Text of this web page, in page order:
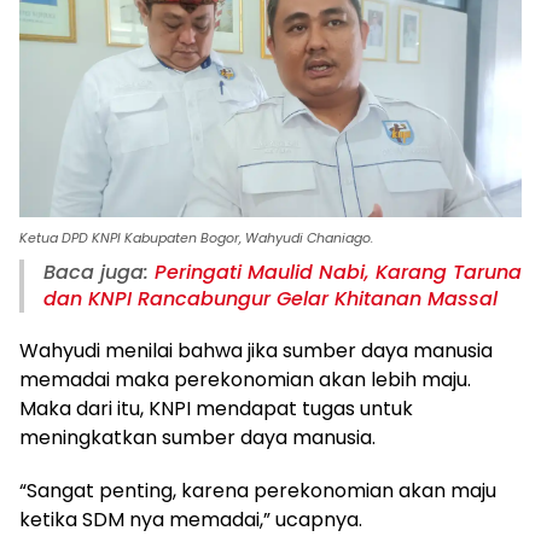
Ketua DPD KNPI Kabupaten Bogor, Wahyudi Chaniago.
Baca juga: Peringati Maulid Nabi, Karang Taruna
dan KNPI Rancabungur Gelar Khitanan Massal
Wahyudi menilai bahwa jika sumber daya manusia
memadai maka perekonomian akan lebih maju.
Maka dari itu, KNPI mendapat tugas untuk
meningkatkan sumber daya manusia.
“Sangat penting, karena perekonomian akan maju
ketika SDM nya memadai,” ucapnya.